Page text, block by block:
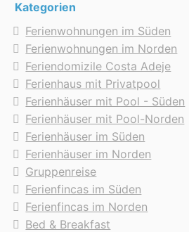
Kategorien
Ferienwohnungen im Süden
Ferienwohnungen im Norden
Feriendomizile Costa Adeje
Ferienhaus mit Privatpool
Ferienhäuser mit Pool - Süden
Ferienhäuser mit Pool-Norden
Ferienhäuser im Süden
Ferienhäuser im Norden
Gruppenreise
Ferienfincas im Süden
Ferienfincas im Norden
Bed & Breakfast